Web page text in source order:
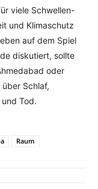
viele Schwellen-
und Klimaschutz
auf dem Spiel
diskutiert, sollte
oder
Schlaf,
Tod.
Raum